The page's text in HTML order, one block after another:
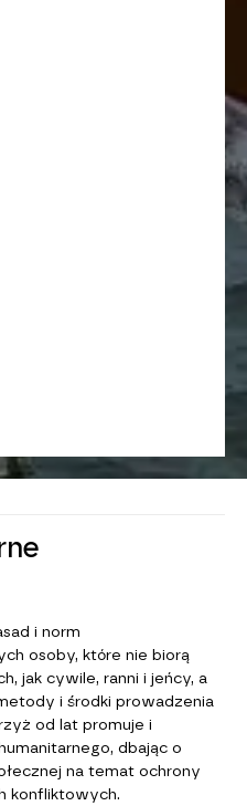
i norm
osoby, które nie biorą
jak cywile, ranni i jeńcy, a
i środki prowadzenia
od lat promuje i
dbając o
na temat ochrony
konfliktowych.